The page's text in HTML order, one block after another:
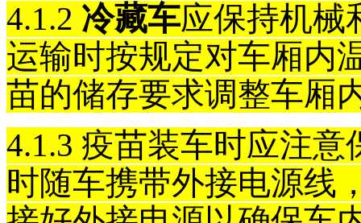
4.1.2 冷藏车应保持机械
运输时按规定对车厢内
苗的储存要求调整车厢
4.1.3 疫苗装车时应注意
时随车携带外接电源线